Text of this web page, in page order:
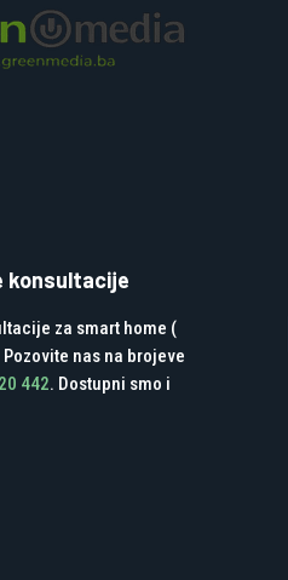
konsultacije
za smart home (
nas na brojeve
442. Dostupni smo i